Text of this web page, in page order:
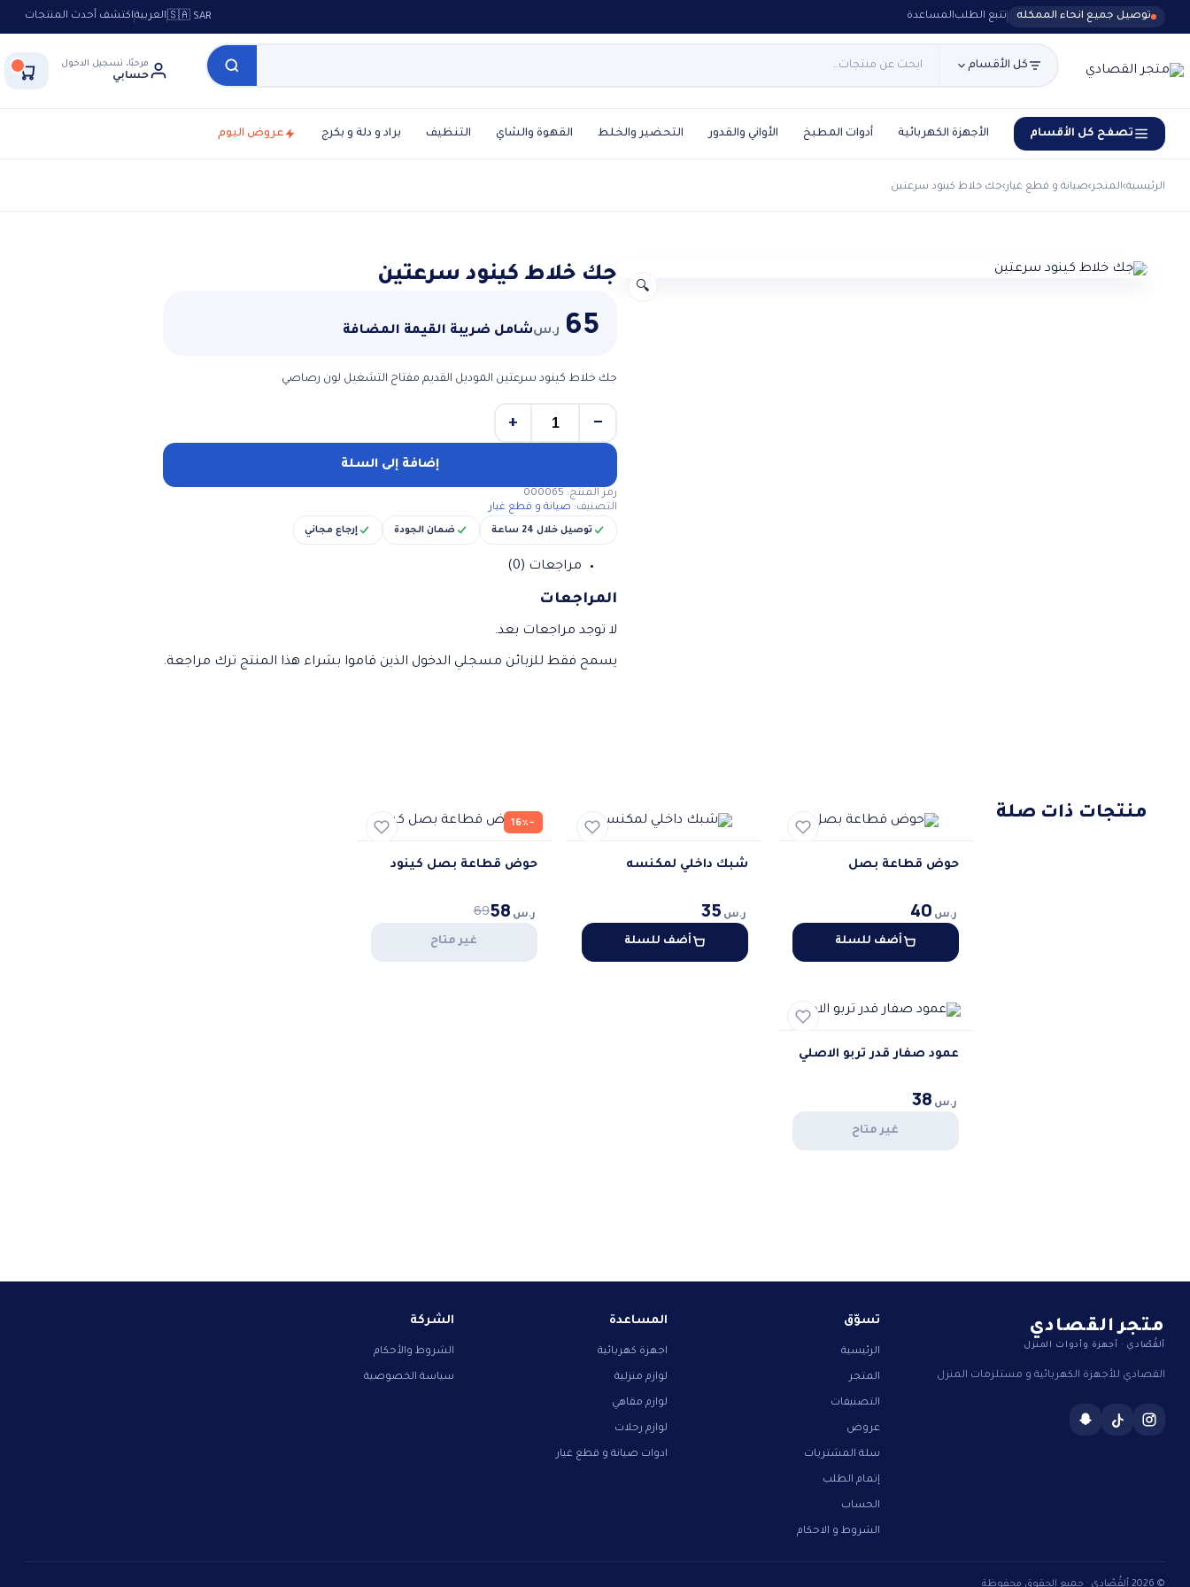
توصيل جميع انحاء الممكله تتبع الطلبالمساعدة 🇸🇦 SARالعربيةاكتشف أحدث المنتجات
كل الأقسام مرحبًا، تسجيل الدخول
حسابي
تصفح كل الأقسام الأجهزة الكهربائية أدوات المطبخ الأواني والقدور التحضير والخلط القهوة والشاي التنظيف براد و دلة و بكرج عروض اليوم
الرئيسية›المتجر›صيانة و قطع غيار›جك خلاط كينود سرعتين
🔍
جك خلاط كينود سرعتين
65 ر.سشامل ضريبة القيمة المضافة
جك خلاط كينود سرعتين الموديل القديم مفتاح التشغيل لون رصاصي
جك
كينود
سرعتين
−
+
إضافة إلى السلة
رمز المنتج: 000065
التصنيف: صيانة و قطع غيار
توصيل خلال 24 ساعة ضمان الجودة إرجاع مجاني
مراجعات (0)
المراجعات
لا توجد مراجعات بعد.
يسمح فقط للزبائن مسجلي الدخول الذين قاموا بشراء هذا المنتج ترك مراجعة.
منتجات ذات صلة
حوض قطاعة بصل
ر.س 40
أضف للسلة
شبك داخلي لمكنسه
ر.س 35
أضف للسلة
−16٪
حوض قطاعة بصل كينود
ر.س 58
69
غير متاح
عمود صفار قدر تربو الاصلي
ر.س 38
غير متاح
متجر القصادي
ألقُصّادي · أجهزة وأدوات المنزل
القصادي للأجهزة الكهربائية و مستلزمات المنزل
تسوّق
الرئيسية
المتجر
التصنيفات
عروض
سلة المشتريات
إتمام الطلب
الحساب
الشروط و الاحكام
المساعدة
اجهزة كهربائية
لوازم منزلية
لوازم مقاهي
لوازم رحلات
ادوات صيانة و قطع غيار
الشركة
الشروط والأحكام
سياسة الخصوصية
© 2026 ألقُصّادي · جميع الحقوق محفوظة